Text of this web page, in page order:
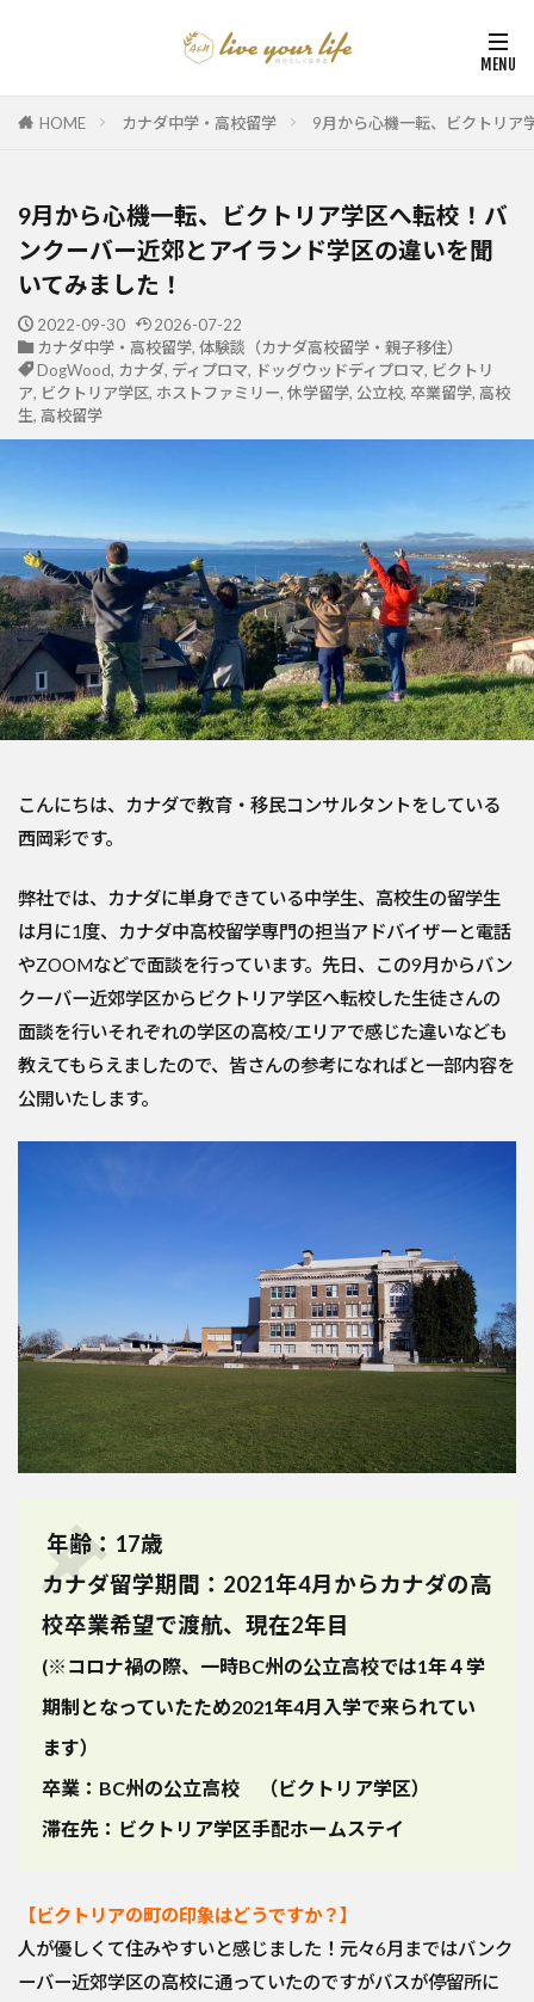
HOME カナダ中学・高校留学 9月から心機一転、ビクトリア
9月から心機一転、ビクトリア学区へ転校！バ
ンクーバー近郊とアイランド学区の違いを聞
いてみました！
2022-09-30
2026-07-22
カナダ中学・高校留学, 体験談（カナダ高校留学・親子移住）
DogWood, カナダ, ディプロマ, ドッグウッドディプロマ, ビクトリ
ア, ビクトリア学区, ホストファミリー, 休学留学, 公立校, 卒業留学, 高校
生, 高校留学
こんにちは、カナダで教育・移民コンサルタントをしている
西岡彩です。
弊社では、カナダに単身できている中学生、高校生の留学生
は月に1度、カナダ中高校留学専門の担当アドバイザーと電話
やZOOMなどで面談を行っています。先日、この9月からバン
クーバー近郊学区からビクトリア学区へ転校した生徒さんの
面談を行いそれぞれの学区の高校/エリアで感じた違いなども
教えてもらえましたので、皆さんの参考になればと一部内容を
公開いたします。
年齢：17歳
カナダ留学期間：2021年4月からカナダの高
校卒業希望で渡航、現在2年目
(※コロナ禍の際、一時BC州の公立高校では1年４学
期制となっていたため2021年4月入学で来られてい
ます）
卒業：BC州の公立高校 （ビクトリア学区）
滞在先：ビクトリア学区手配ホームステイ
【ビクトリアの町の印象はどうですか？】
人が優しくて住みやすいと感じました！元々6月まではバンク
ーバー近郊学区の高校に通っていたのですがバスが停留所に